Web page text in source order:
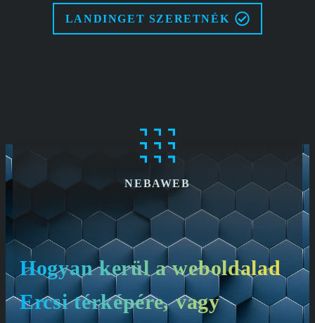
LANDINGET SZERETNÉK
NEBAWEB
Hogyan kerül a weboldalad
Ercsi térképére, vagy